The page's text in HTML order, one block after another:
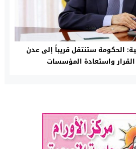
الحكومة ستنتقل قريباً إلى عدن
واستعادة المؤسسات